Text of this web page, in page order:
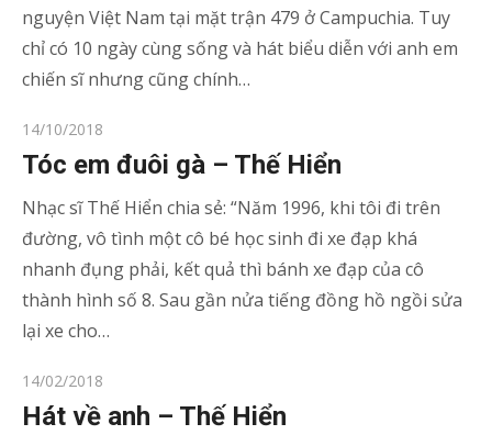
nguyện Việt Nam tại mặt trận 479 ở Campuchia. Tuy
chỉ có 10 ngày cùng sống và hát biểu diễn với anh em
chiến sĩ nhưng cũng chính…
Posted
on
14/10/2018
Tóc em đuôi gà – Thế Hiển
Nhạc sĩ Thế Hiển chia sẻ: “Năm 1996, khi tôi đi trên
đường, vô tình một cô bé học sinh đi xe đạp khá
nhanh đụng phải, kết quả thì bánh xe đạp của cô
thành hình số 8. Sau gần nửa tiếng đồng hồ ngồi sửa
lại xe cho…
Posted
on
14/02/2018
Hát về anh – Thế Hiển